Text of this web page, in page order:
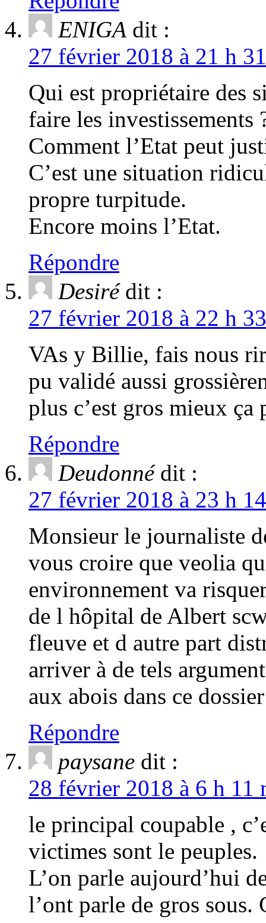
ENIGA dit :
27 février 2018 à 21 h
Qui est propriétaire des
faire les investissements
Comment l’Etat peut
C’est une situation
propre turpitude.
Encore moins l’Etat.
Répondre
Desiré dit :
27 février 2018 à 22 h
VAs y Billie, fais nous
pu validé aussi
plus c’est gros mieux ça
Répondre
Deudonné dit :
27 février 2018 à 23 h
Monsieur le journaliste
vous croire que veolia
environnement va
de l hôpital de Albert
fleuve et d autre part
arriver à de tels
aux abois dans ce
Répondre
paysane dit :
28 février 2018 à 6 h 11
le principal coupable ,
victimes sont le peuples.
L’on parle aujourd’hui
l’ont parle de gros sous.